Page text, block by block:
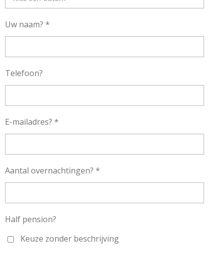
Uw naam? *
Telefoon?
E-mailadres? *
Aantal overnachtingen? *
Half pension?
Keuze zonder beschrijving